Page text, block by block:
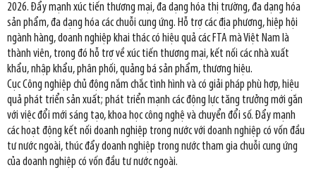
2026. Đẩy mạnh xúc tiến thương mại, đa dạng hóa thị trường, đa dạng hóa
sản phẩm, đa dạng hóa các chuỗi cung ứng. Hỗ trợ các địa phương, hiệp hội
ngành hàng, doanh nghiệp khai thác có hiệu quả các FTA mà Việt Nam là
thành viên, trong đó hỗ trợ về xúc tiến thương mại, kết nối các nhà xuất
khẩu, nhập khẩu, phân phối, quảng bá sản phẩm, thương hiệu.
Cục Công nghiệp chủ động nắm chắc tình hình và có giải pháp phù hợp, hiệu
quả phát triển sản xuất; phát triển mạnh các động lực tăng trưởng mới gắn
với việc đổi mới sáng tạo, khoa học công nghệ và chuyển đổi số. Đẩy mạnh
các hoạt động kết nối doanh nghiệp trong nước với doanh nghiệp có vốn đầu
tư nước ngoài, thúc đẩy doanh nghiệp trong nước tham gia chuỗi cung ứng
của doanh nghiệp có vốn đầu tư nước ngoài.